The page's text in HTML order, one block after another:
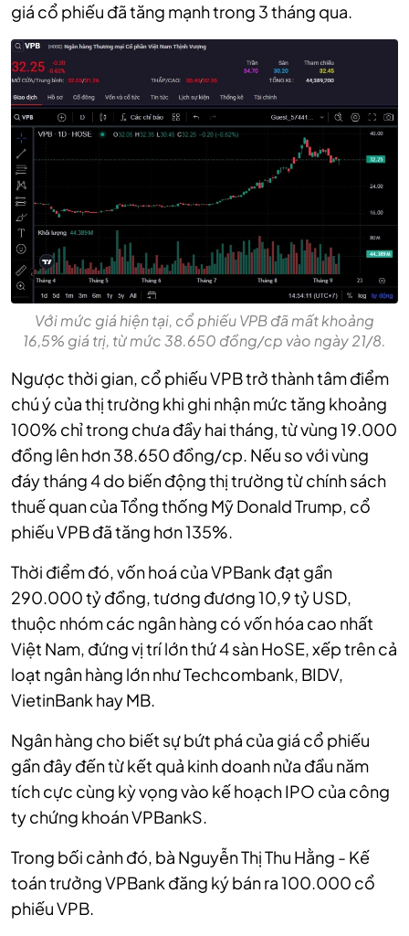
giá cổ phiếu đã tăng mạnh trong 3 tháng qua.
Với mức giá hiện tại, cổ phiếu VPB đã mất khoảng
16,5% giá trị, từ mức 38.650 đồng/cp vào ngày 21/8.
Ngược thời gian, cổ phiếu VPB trở thành tâm điểm
chú ý của thị trường khi ghi nhận mức tăng khoảng
100% chỉ trong chưa đầy hai tháng, từ vùng 19.000
đồng lên hơn 38.650 đồng/cp. Nếu so với vùng
đáy tháng 4 do biến động thị trường từ chính sách
thuế quan của Tổng thống Mỹ Donald Trump, cổ
phiếu VPB đã tăng hơn 135%.
Thời điểm đó, vốn hoá của VPBank đạt gần
290.000 tỷ đồng, tương đương 10,9 tỷ USD,
thuộc nhóm các ngân hàng có vốn hóa cao nhất
Việt Nam, đứng vị trí lớn thứ 4 sàn HoSE, xếp trên cả
loạt ngân hàng lớn như Techcombank, BIDV,
VietinBank hay MB.
Ngân hàng cho biết sự bứt phá của giá cổ phiếu
gần đây đến từ kết quả kinh doanh nửa đầu năm
tích cực cùng kỳ vọng vào kế hoạch IPO của công
ty chứng khoán VPBankS.
Trong bối cảnh đó, bà Nguyễn Thị Thu Hằng - Kế
toán trưởng VPBank đăng ký bán ra 100.000 cổ
phiếu VPB.